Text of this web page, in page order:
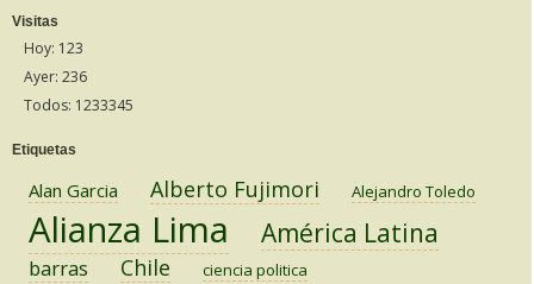
Visitas
Hoy: 123
Ayer: 236
Todos: 1233345
Etiquetas
Alan Garcia Alberto Fujimori Alejandro Toledo
Alianza Lima América Latina
barras Chile ciencia politica